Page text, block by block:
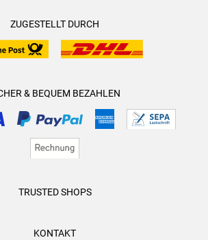
ZUGESTELLT DURCH
& BEQUEM BEZAHLEN
TRUSTED SHOPS
KONTAKT